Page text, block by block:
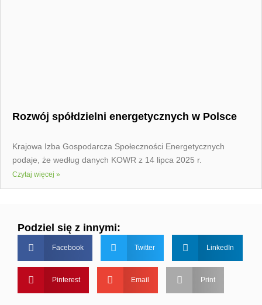
Rozwój spółdzielni energetycznych w Polsce
Krajowa Izba Gospodarcza Społeczności Energetycznych
podaje, że według danych KOWR z 14 lipca 2025 r.
Czytaj więcej »
Podziel się z innymi:
Facebook Twitter LinkedIn
Pinterest Email Print